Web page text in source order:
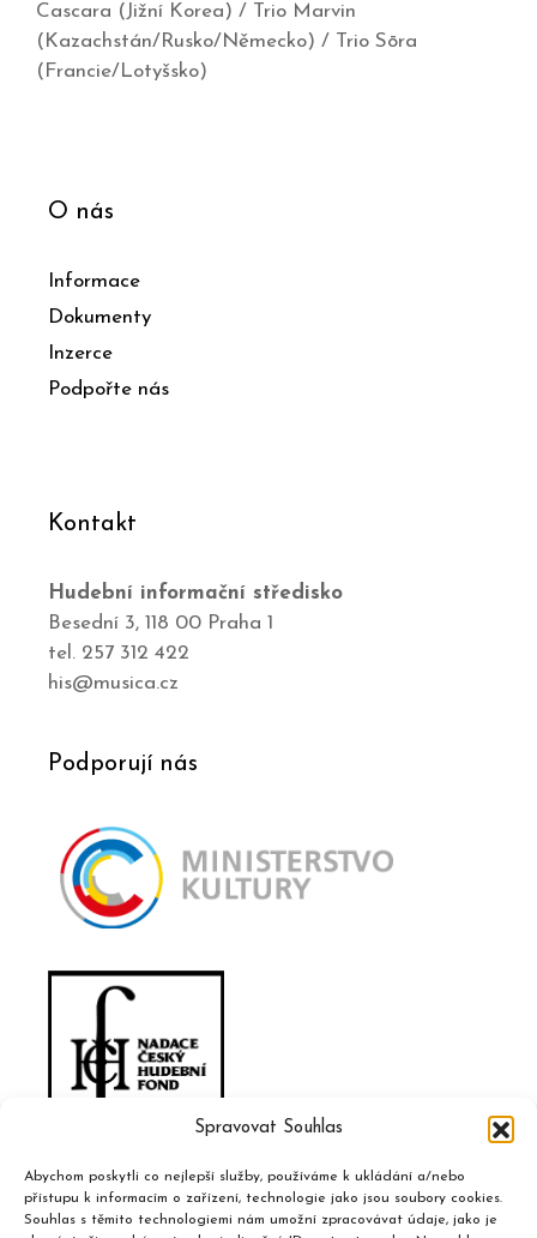
Spravovat Souhlas
Abychom poskytli co nejlepší služby, používáme k ukládání a/nebo
přístupu k informacím o zařízení, technologie jako jsou soubory cookies.
Souhlas s těmito technologiemi nám umožní zpracovávat údaje, jako je
Cascara (Jižní Korea) / Trio Marvin
(Kazachstán/Rusko/Německo) / Trio Sōra
(Francie/Lotyšsko)
O nás
Informace
Dokumenty
Inzerce
Podpořte nás
Kontakt
Hudební informační středisko
Besední 3, 118 00 Praha 1
tel. 257 312 422
his@musica.cz
Podporují nás